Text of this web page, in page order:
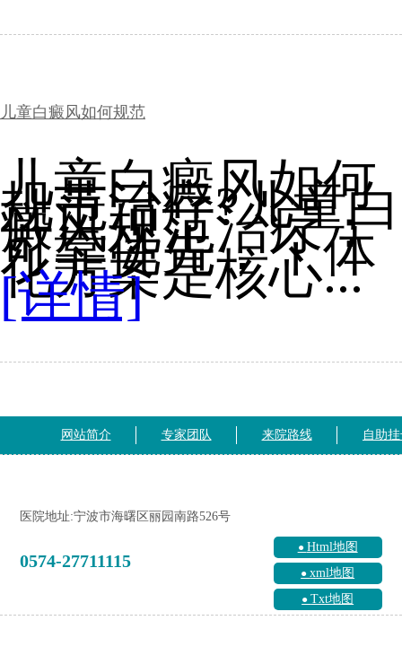
儿童白癜风如何规范
儿童白癜风如何
规范治疗?儿童白
癜风规范治疗：
可靠优先，个体
化方案是核心...
[详情]
网站简介 专家团队 来院路线 自助
医院地址:宁波市海曙区丽园南路526号
0574-27711115
Html地图
xml地图
Txt地图